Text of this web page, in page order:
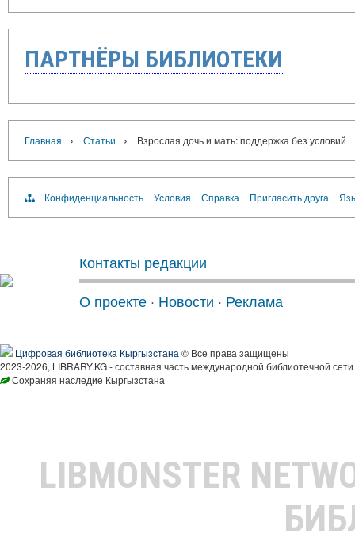
ПАРТНЁРЫ БИБЛИОТЕКИ
Главная › Статьи › Взрослая дочь и мать: поддержка без условий
Конфиденциальность Условия Справка Пригласить друга
Контакты редакции
О проекте · Новости · Реклама
Цифровая библиотека Кыргызстана © Все права защищены
2023-2026, LIBRARY.KG - составная часть международной библиотечной
Сохраняя наследие Кыргызстана
LIBMONSTER